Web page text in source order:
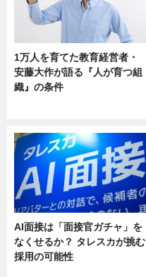
1万人を育てた教育経営者・
安藤大作が語る『人が育つ組
織』の条件
AI面接は「面接官ガチャ」を
なくせるか？ タレスカが挑む
採用の可能性